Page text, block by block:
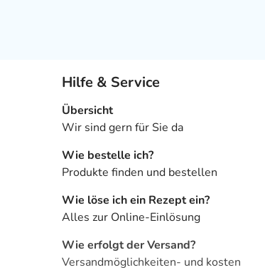
Hilfe & Service
Übersicht
Wir sind gern für Sie da
Wie bestelle ich?
Produkte finden und bestellen
Wie löse ich ein Rezept ein?
Alles zur Online-Einlösung
Wie erfolgt der Versand?
Versandmöglichkeiten- und kosten